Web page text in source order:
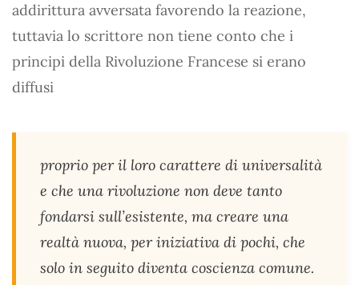
addirittura avversata favorendo la reazione,
tuttavia lo scrittore non tiene conto che i
principi della Rivoluzione Francese si erano
diffusi
proprio per il loro carattere di universalità
e che una rivoluzione non deve tanto
fondarsi sull’esistente, ma creare una
realtà nuova, per iniziativa di pochi, che
solo in seguito diventa coscienza comune.